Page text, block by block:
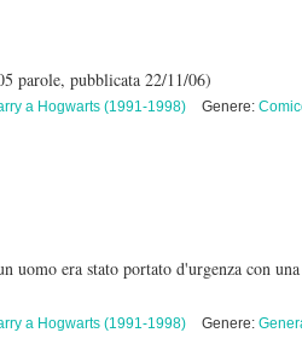
parole, pubblicata 22/11/06)
a Hogwarts (1991-1998) Genere:
era stato portato d'urgenza con
a Hogwarts (1991-1998) Genere: